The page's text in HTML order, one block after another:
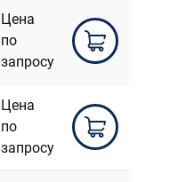
Цена
по
запросу
Цена
по
запросу